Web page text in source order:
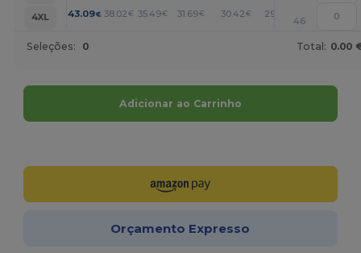
4XL
43.09€ 38.02 € 35.49€ 31.69€ 30.42€ 29.15
46
Seleções: 0 Total: 0.00
Adicionar ao Carrinho
Orçamento Expresso